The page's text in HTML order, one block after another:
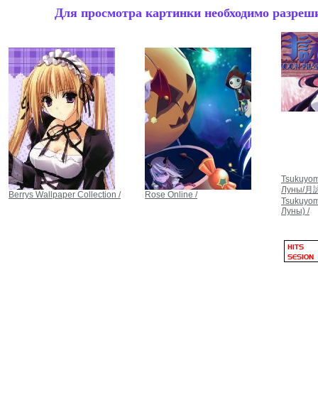
Для просмотра картинки необходимо
Berrys Wallpaper Collection / Rose Online /
Луны/月
Луны) /